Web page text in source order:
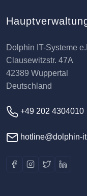
Dolphin IT-Systeme
Clausewitzstr. 47A
42389 Wuppertal
Deutschland
+49 202 4304010
hotline@dolphin-